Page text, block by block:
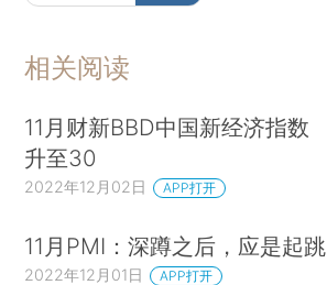
相关阅读
11月财新BBD中国新经济指数
升至30
2022年12月02日 APP打开
11月PMI：深蹲之后，应是起跳
2022年12月01日 APP打开